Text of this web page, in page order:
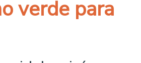
verde para